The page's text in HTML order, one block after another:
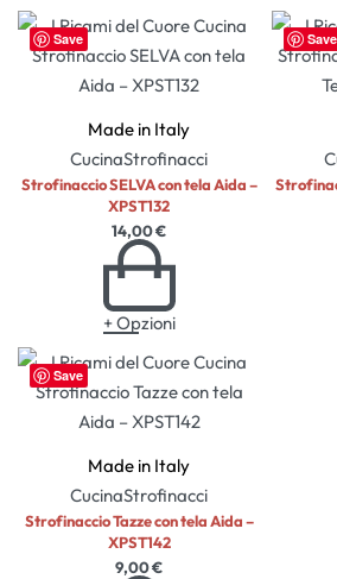
Save
Made in Italy
CucinaStrofinacci
Strofinaccio SELVA con tela Aida –
XPST132
14,00€
+ Opzioni
Save
Save
Made in Italy
CucinaStrofinacci
Strofinaccio Tazze con tela Aida –
XPST142
9,00€